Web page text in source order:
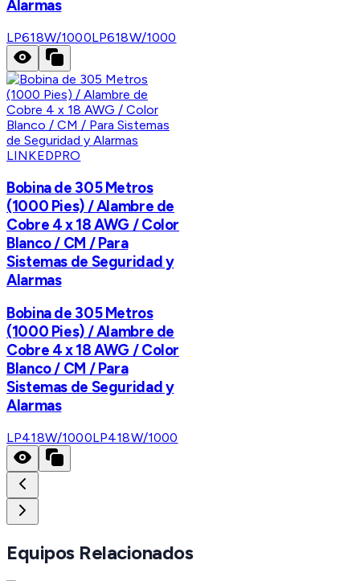
Alarmas
LP618W/1000LP618W/1000
LINKEDPRO
Bobina de 305 Metros
(1000 Pies) / Alambre de
Cobre 4 x 18 AWG / Color
Blanco / CM / Para
Sistemas de Seguridad y
Alarmas
Bobina de 305 Metros
(1000 Pies) / Alambre de
Cobre 4 x 18 AWG / Color
Blanco / CM / Para
Sistemas de Seguridad y
Alarmas
LP418W/1000LP418W/1000
Equipos Relacionados